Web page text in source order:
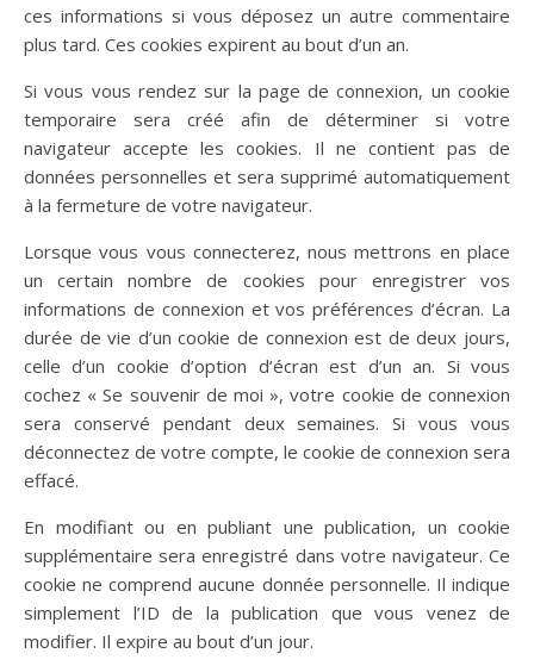
ces informations si vous déposez un autre commentaire
plus tard. Ces cookies expirent au bout d’un an.
Si vous vous rendez sur la page de connexion, un cookie
temporaire sera créé afin de déterminer si votre
navigateur accepte les cookies. Il ne contient pas de
données personnelles et sera supprimé automatiquement
à la fermeture de votre navigateur.
Lorsque vous vous connecterez, nous mettrons en place
un certain nombre de cookies pour enregistrer vos
informations de connexion et vos préférences d’écran. La
durée de vie d’un cookie de connexion est de deux jours,
celle d’un cookie d’option d’écran est d’un an. Si vous
cochez « Se souvenir de moi », votre cookie de connexion
sera conservé pendant deux semaines. Si vous vous
déconnectez de votre compte, le cookie de connexion sera
effacé.
En modifiant ou en publiant une publication, un cookie
supplémentaire sera enregistré dans votre navigateur. Ce
cookie ne comprend aucune donnée personnelle. Il indique
simplement l’ID de la publication que vous venez de
modifier. Il expire au bout d’un jour.